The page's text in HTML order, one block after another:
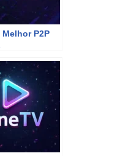
Melhor P2P